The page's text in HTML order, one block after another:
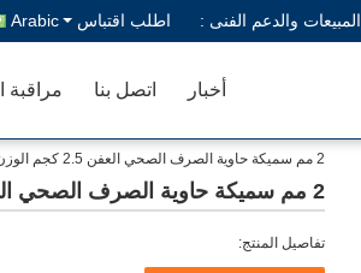
المبيعات والدعم الفنى : اطلب اقتباس Arabic
مراقبة اتصل بنا أخبار
2 مم سميكة حاوية الصرف الصحي العفن 2.5 كجم الوزن
2 مم سميكة حاوية الصرف الصحي العفن 2.5 كجم الوزن
تفاصيل المنتج: